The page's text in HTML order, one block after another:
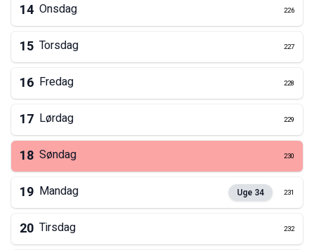
14 Onsdag 226
15 Torsdag 227
16 Fredag 228
17 Lørdag 229
18 Søndag 230
19 Mandag Uge 34 231
20 Tirsdag 232